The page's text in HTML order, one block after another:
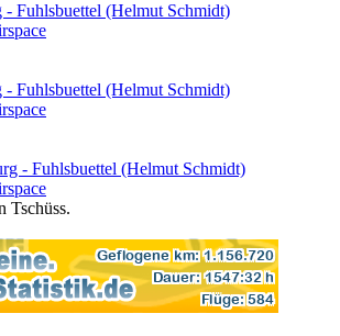
Fuhlsbuettel (Helmut Schmidt)
Fuhlsbuettel (Helmut Schmidt)
- Fuhlsbuettel (Helmut Schmidt)
Tschüss.